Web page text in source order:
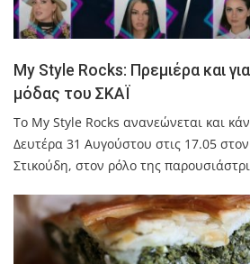
My Style Rocks: Πρεμιέρα και
μόδας του ΣΚΑΪ
Το My Style Rocks ανανεώνεται και
Δευτέρα 31 Αυγούστου στις 17.05
Στικούδη, στον ρόλο της